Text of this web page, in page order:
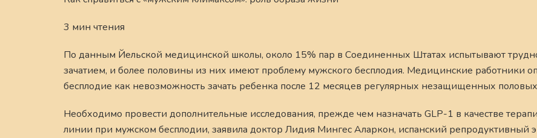
3 мин чтения
По данным Йельской медицинской школы, около 15% пар в Соединенных Штатах испытывают
зачатием, и более половины из них имеют проблему мужского бесплодия. Медицинские работники
бесплодие как невозможность зачать ребенка после 12 месяцев регулярных незащищенных половых
Необходимо провести дополнительные исследования, прежде чем назначать GLP-1 в качестве
линии при мужском бесплодии, заявила доктор Лидия Мингес Аларкон, испанский репродуктивный